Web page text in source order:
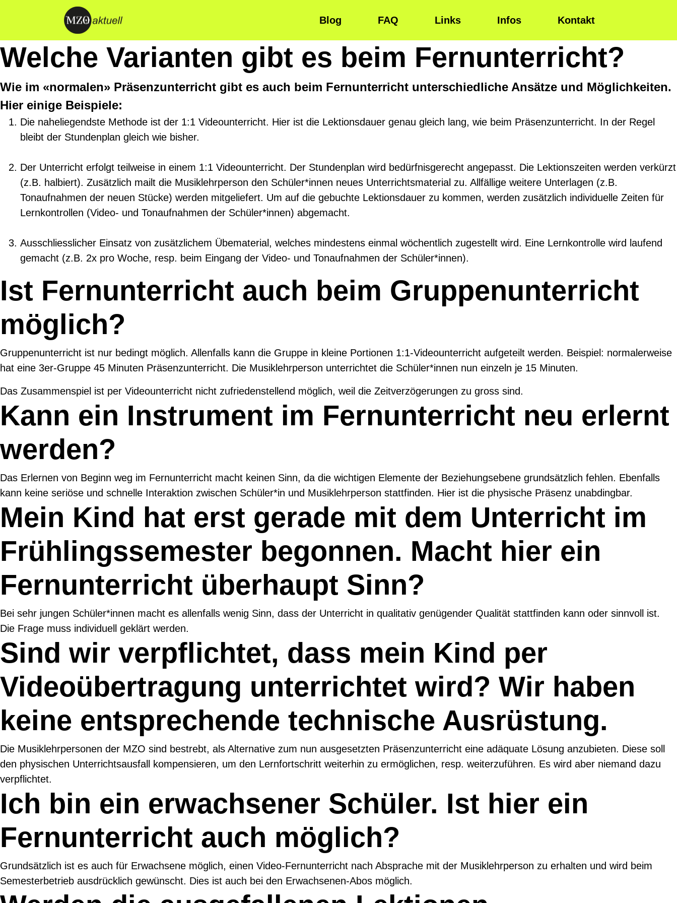
Blog FAQ Links Infos Kontakt
Welche Varianten gibt es beim Fernunterricht?
Wie im «normalen» Präsenzunterricht gibt es auch beim Fernunterricht unterschiedliche Ansätze und Möglichkeiten.
Hier einige Beispiele:
Die naheliegendste Methode ist der 1:1 Videounterricht. Hier ist die Lektionsdauer genau gleich lang, wie beim Präsenzunterricht. In der Regel
bleibt der Stundenplan gleich wie bisher.
Der Unterricht erfolgt teilweise in einem 1:1 Videounterricht. Der Stundenplan wird bedürfnisgerecht angepasst. Die Lektionszeiten werden verkürzt
(z.B. halbiert). Zusätzlich mailt die Musiklehrperson den Schüler*innen neues Unterrichtsmaterial zu. Allfällige weitere Unterlagen (z.B.
Tonaufnahmen der neuen Stücke) werden mitgeliefert. Um auf die gebuchte Lektionsdauer zu kommen, werden zusätzlich individuelle Zeiten für
Lernkontrollen (Video- und Tonaufnahmen der Schüler*innen) abgemacht.
Ausschliesslicher Einsatz von zusätzlichem Übematerial, welches mindestens einmal wöchentlich zugestellt wird. Eine Lernkontrolle wird laufend
gemacht (z.B. 2x pro Woche, resp. beim Eingang der Video- und Tonaufnahmen der Schüler*innen).
Ist Fernunterricht auch beim Gruppenunterricht
möglich?
Gruppenunterricht ist nur bedingt möglich. Allenfalls kann die Gruppe in kleine Portionen 1:1-Videounterricht aufgeteilt werden. Beispiel: normalerweise
hat eine 3er-Gruppe 45 Minuten Präsenzunterricht. Die Musiklehrperson unterrichtet die Schüler*innen nun einzeln je 15 Minuten.
Das Zusammenspiel ist per Videounterricht nicht zufriedenstellend möglich, weil die Zeitverzögerungen zu gross sind.
Kann ein Instrument im Fernunterricht neu erlernt
werden?
Das Erlernen von Beginn weg im Fernunterricht macht keinen Sinn, da die wichtigen Elemente der Beziehungsebene grundsätzlich fehlen. Ebenfalls
kann keine seriöse und schnelle Interaktion zwischen Schüler*in und Musiklehrperson stattfinden. Hier ist die physische Präsenz unabdingbar.
Mein Kind hat erst gerade mit dem Unterricht im
Frühlingssemester begonnen. Macht hier ein
Fernunterricht überhaupt Sinn?
Bei sehr jungen Schüler*innen macht es allenfalls wenig Sinn, dass der Unterricht in qualitativ genügender Qualität stattfinden kann oder sinnvoll ist.
Die Frage muss individuell geklärt werden.
Sind wir verpflichtet, dass mein Kind per
Videoübertragung unterrichtet wird? Wir haben
keine entsprechende technische Ausrüstung.
Die Musiklehrpersonen der MZO sind bestrebt, als Alternative zum nun ausgesetzten Präsenzunterricht eine adäquate Lösung anzubieten. Diese soll
den physischen Unterrichtsausfall kompensieren, um den Lernfortschritt weiterhin zu ermöglichen, resp. weiterzuführen. Es wird aber niemand dazu
verpflichtet.
Ich bin ein erwachsener Schüler. Ist hier ein
Fernunterricht auch möglich?
Grundsätzlich ist es auch für Erwachsene möglich, einen Video-Fernunterricht nach Absprache mit der Musiklehrperson zu erhalten und wird beim
Semesterbetrieb ausdrücklich gewünscht. Dies ist auch bei den Erwachsenen-Abos möglich.